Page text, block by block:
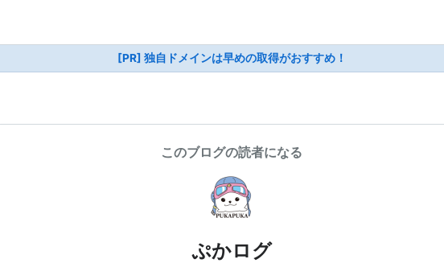
[PR] 独自ドメインは早めの取得がおすすめ！
このブログの読者になる
ぷかログ